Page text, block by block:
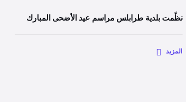
نظّمت بلدية طرابلس مراسم عيد الأضحى المبارك
المزيد